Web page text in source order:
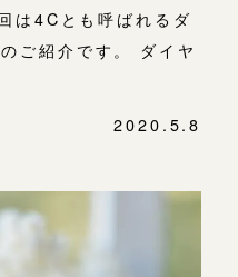
は4Cとも呼ばれるダ
ご紹介です。 ダイヤ
2020.5.8